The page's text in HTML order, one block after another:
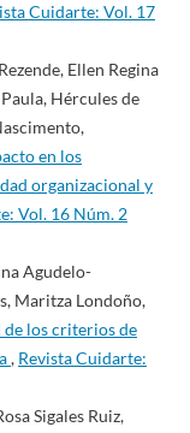
Cuidarte: Vol. 17
Ellen Regina
Hércules de
en los
organizacional y
Vol. 16 Núm. 2
Agudelo-
Maritza Londoño,
los criterios de
, Revista Cuidarte:
Sigales Ruiz,